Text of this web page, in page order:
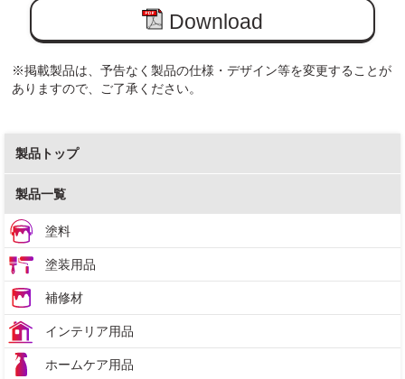
Download
※掲載製品は、予告なく製品の仕様・デザイン等を変更することが
ありますので、ご了承ください。
製品トップ
製品一覧
塗料
塗装用品
補修材
インテリア用品
ホームケア用品